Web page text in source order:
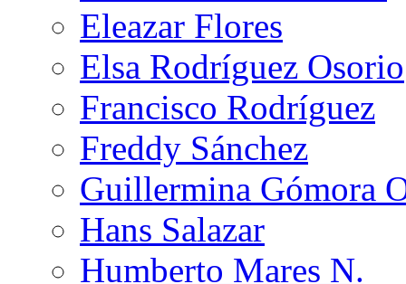
Eleazar Flores
Elsa Rodríguez Osorio
Francisco Rodríguez
Freddy Sánchez
Guillermina Gómora
Hans Salazar
Humberto Mares N.